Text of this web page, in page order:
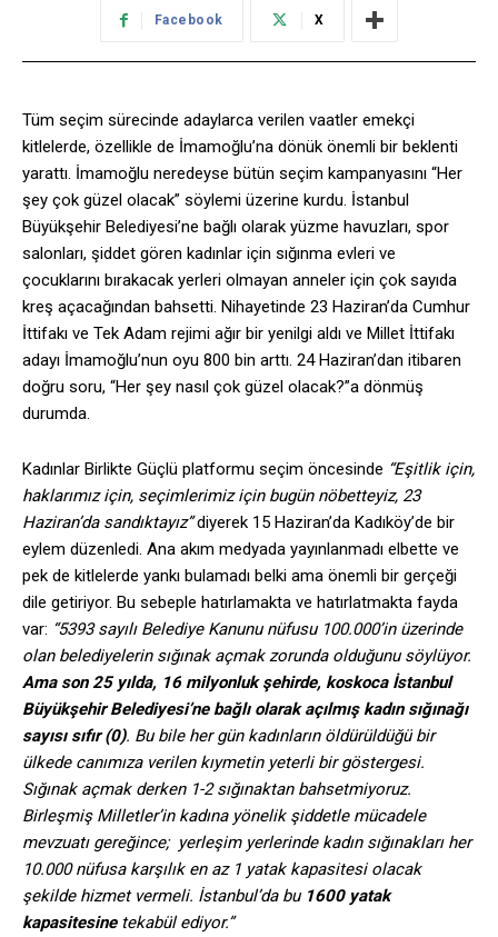
Facebook X
Tüm seçim sürecinde adaylarca verilen vaatler emekçi
kitlelerde, özellikle de İmamoğlu’na dönük önemli bir beklenti
yarattı. İmamoğlu neredeyse bütün seçim kampanyasını “Her
şey çok güzel olacak” söylemi üzerine kurdu. İstanbul
Büyükşehir Belediyesi’ne bağlı olarak yüzme havuzları, spor
salonları, şiddet gören kadınlar için sığınma evleri ve
çocuklarını bırakacak yerleri olmayan anneler için çok sayıda
kreş açacağından bahsetti. Nihayetinde 23 Haziran’da Cumhur
İttifakı ve Tek Adam rejimi ağır bir yenilgi aldı ve Millet İttifakı
adayı İmamoğlu’nun oyu 800 bin arttı. 24 Haziran’dan itibaren
doğru soru, “Her şey nasıl çok güzel olacak?”a dönmüş
durumda.
Kadınlar Birlikte Güçlü platformu seçim öncesinde “Eşitlik için,
haklarımız için, seçimlerimiz için bugün nöbetteyiz, 23
Haziran’da sandıktayız”diyerek 15 Haziran’da Kadıköy’de bir
eylem düzenledi. Ana akım medyada yayınlanmadı elbette ve
pek de kitlelerde yankı bulamadı belki ama önemli bir gerçeği
dile getiriyor. Bu sebeple hatırlamakta ve hatırlatmakta fayda
var: “5393 sayılı Belediye Kanunu nüfusu 100.000’in üzerinde
olan belediyelerin sığınak açmak zorunda olduğunu söylüyor.
Ama son 25 yılda, 16 milyonluk şehirde, koskoca İstanbul
Büyükşehir Belediyesi’ne bağlı olarak açılmış kadın sığınağı
sayısı sıfır (0). Bu bile her gün kadınların öldürüldüğü bir
ülkede canımıza verilen kıymetin yeterli bir göstergesi.
Sığınak açmak derken 1-2 sığınaktan bahsetmiyoruz.
Birleşmiş Milletler’in kadına yönelik şiddetle mücadele
mevzuatı gereğince; yerleşim yerlerinde kadın sığınakları her
10.000 nüfusa karşılık en az 1 yatak kapasitesi olacak
şekilde hizmet vermeli. İstanbul’da bu 1600 yatak
kapasitesinetekabül ediyor.”